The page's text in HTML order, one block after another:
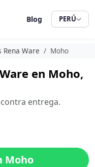
Blog PERÚ
Ware Moho
en Moho,
entrega.
Moho